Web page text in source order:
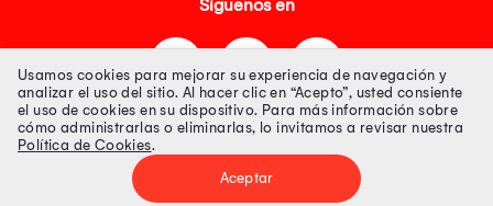
Síguenos en
Tienda 100% Segura
Tiendas Peruanas S.A. R.U.C. Nº 20493020618. Todos los derechos
Usamos cookies para mejorar su experiencia de navegación y
analizar el uso del sitio. Al hacer clic en “Acepto”, usted consiente
el uso de cookies en su dispositivo. Para más información sobre
cómo administrarlas o eliminarlas, lo invitamos a revisar nuestra
Política de Cookies.
Aceptar